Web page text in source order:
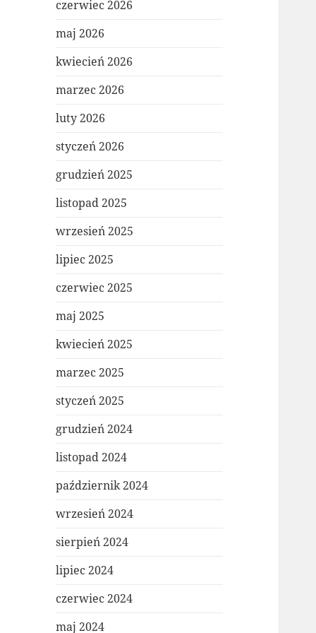
czerwiec 2026
maj 2026
kwiecień 2026
marzec 2026
luty 2026
styczeń 2026
grudzień 2025
listopad 2025
wrzesień 2025
lipiec 2025
czerwiec 2025
maj 2025
kwiecień 2025
marzec 2025
styczeń 2025
grudzień 2024
listopad 2024
październik 2024
wrzesień 2024
sierpień 2024
lipiec 2024
czerwiec 2024
maj 2024